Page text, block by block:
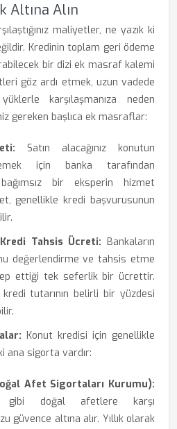
Altına Alın
maliyetler, ne yazık ki
Kredinin toplam geri ödeme
bir dizi ek masraf kalemi
göz ardı etmek, uzun vadede
karşılaşmanıza neden
gereken başlıca ek masraflar:
Satın alacağınız konutun
için banka tarafından
bir eksperin hizmet
genellikle kredi başvurusunun
Tahsis Ücreti: Bankaların
değerlendirme ve tahsis etme
ettiği tek seferlik bir ücrettir.
tutarının belirli bir yüzdesi
Konut kredisi için genellikle
ana sigorta vardır:
Afet Sigortaları Kurumu):
gibi doğal afetlere karşı
güvence altına alır. Yıllık olarak